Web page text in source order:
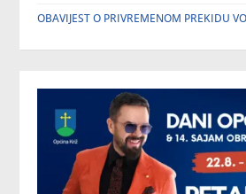
OBAVIJEST O PRIVREMENOM PREKIDU